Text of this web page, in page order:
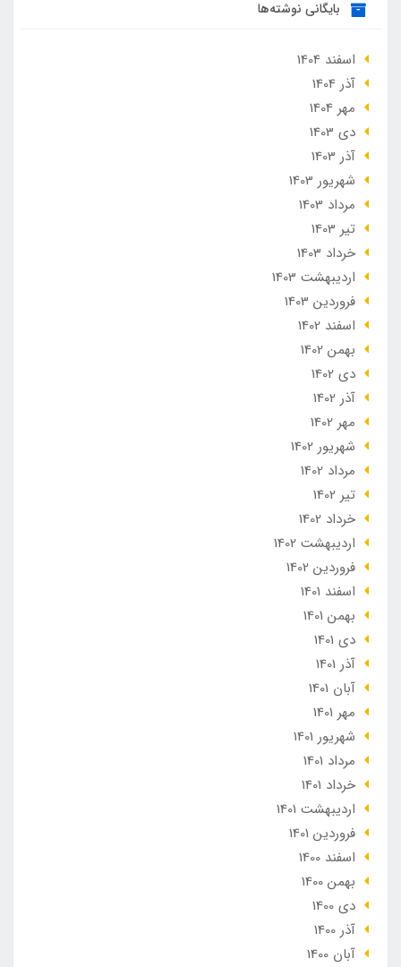
بایگانی نوشته‌ها
اسفند 1404
آذر 1404
مهر 1404
دی 1403
آذر 1403
شهریور 1403
مرداد 1403
تير 1403
خرداد 1403
ارديبهشت 1403
فروردین 1403
اسفند 1402
بهمن 1402
دی 1402
آذر 1402
مهر 1402
شهریور 1402
مرداد 1402
تير 1402
خرداد 1402
ارديبهشت 1402
فروردین 1402
اسفند 1401
بهمن 1401
دی 1401
آذر 1401
آبان 1401
مهر 1401
شهریور 1401
مرداد 1401
خرداد 1401
ارديبهشت 1401
فروردین 1401
اسفند 1400
بهمن 1400
دی 1400
آذر 1400
آبان 1400